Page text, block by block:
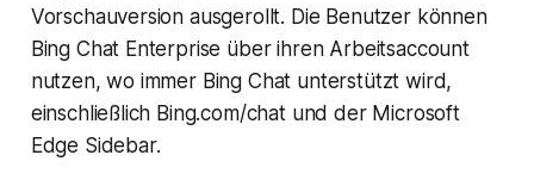
Vorschauversion ausgerollt. Die Benutzer können
Bing Chat Enterprise über ihren Arbeitsaccount
nutzen, wo immer Bing Chat unterstützt wird,
einschließlich Bing.com/chat und der Microsoft
Edge Sidebar.